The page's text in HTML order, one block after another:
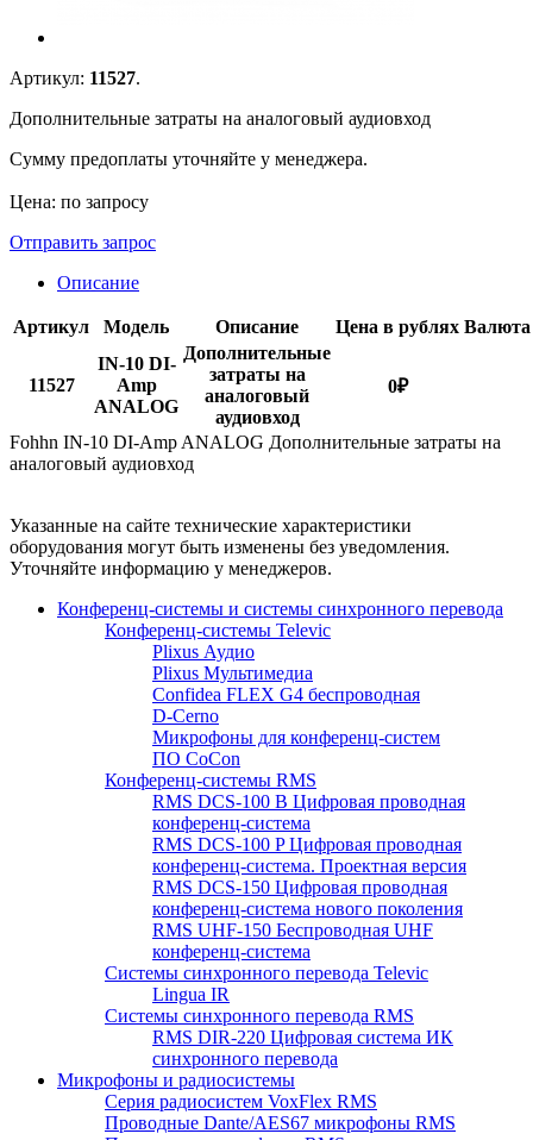
Артикул: 11527.
Дополнительные затраты на аналоговый аудиовход
Сумму предоплаты уточняйте у менеджера.
Цена: по запросу
Отправить запрос
Описание
Артикул Модель Описание Цена в рублях Валюта
11527
IN-10 DI-
Amp
ANALOG
Дополнительные
затраты на
аналоговый
аудиовход
0₽
Fohhn IN-10 DI-Amp ANALOG Дополнительные затраты на
аналоговый аудиовход
Указанные на сайте технические характеристики
оборудования могут быть изменены без уведомления.
Уточняйте информацию у менеджеров.
Конференц-системы и системы синхронного перевода
Конференц-системы Televic
Plixus Аудио
Plixus Мультимедиа
Confidea FLEX G4 беспроводная
D-Cerno
Микрофоны для конференц-систем
ПО CoCon
Конференц-системы RMS
RMS DCS-100 B Цифровая проводная
конференц-система
RMS DCS-100 P Цифровая проводная
конференц-система. Проектная версия
RMS DCS-150 Цифровая проводная
конференц-система нового поколения
RMS UHF-150 Беспроводная UHF
конференц-система
Системы синхронного перевода Televic
Lingua IR
Системы синхронного перевода RMS
RMS DIR-220 Цифровая система ИК
синхронного перевода
Микрофоны и радиосистемы
Серия радиосистем VoxFlex RMS
Проводные Dante/AES67 микрофоны RMS